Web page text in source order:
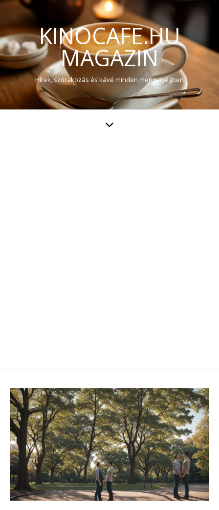
KINOCAFE.HU
MAGAZIN
Hírek, szórakozás és kávé minden mennyiségben